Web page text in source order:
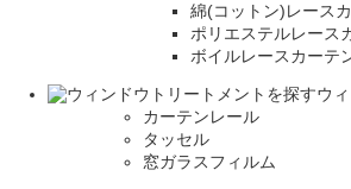
綿(コットン)レース
ポリエステルレース
ボイルレースカーテ
ウ
カーテンレール
タッセル
窓ガラスフィルム